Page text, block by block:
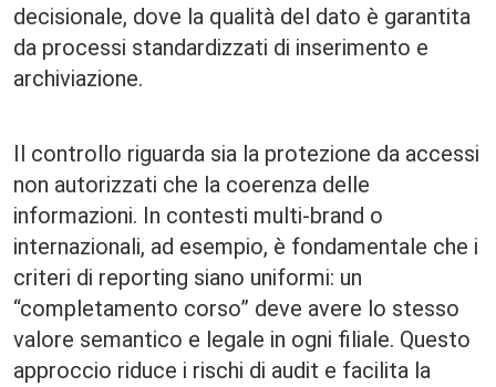
decisionale, dove la qualità del dato è garantita
da processi standardizzati di inserimento e
archiviazione.
Il controllo riguarda sia la protezione da accessi
non autorizzati che la coerenza delle
informazioni. In contesti multi-brand o
internazionali, ad esempio, è fondamentale che i
criteri di reporting siano uniformi: un
“completamento corso” deve avere lo stesso
valore semantico e legale in ogni filiale. Questo
approccio riduce i rischi di audit e facilita la